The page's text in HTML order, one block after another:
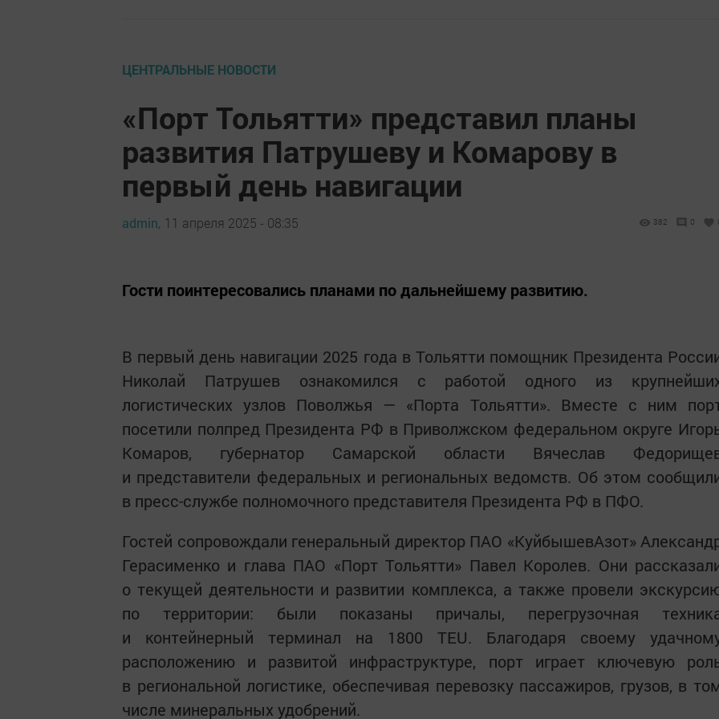
ЦЕНТРАЛЬНЫЕ НОВОСТИ
«Порт Тольятти» представил планы
развития Патрушеву и Комарову в
первый день навигации
admin, 11 апреля 2025 - 08:35 382 0
Гости поинтересовались планами по дальнейшему развитию.
В первый день навигации 2025 года в Тольятти помощник Президента
Николай Патрушев ознакомился с работой одного из
логистических узлов Поволжья — «Порта Тольятти». Вместе с ним
посетили полпред Президента РФ в Приволжском федеральном округе
Комаров, губернатор Самарской области Вячеслав
и представители федеральных и региональных ведомств. Об этом
в пресс-службе полномочного представителя Президента РФ в ПФО.
Гостей сопровождали генеральный директор ПАО «КуйбышевАзот»
Герасименко и глава ПАО «Порт Тольятти» Павел Королев. Они
о текущей деятельности и развитии комплекса, а также провели
по территории: были показаны причалы, перегрузочная
и контейнерный терминал на 1800 TEU. Благодаря своему
расположению и развитой инфраструктуре, порт играет ключевую
в региональной логистике, обеспечивая перевозку пассажиров, грузов, в
числе минеральных удобрений.